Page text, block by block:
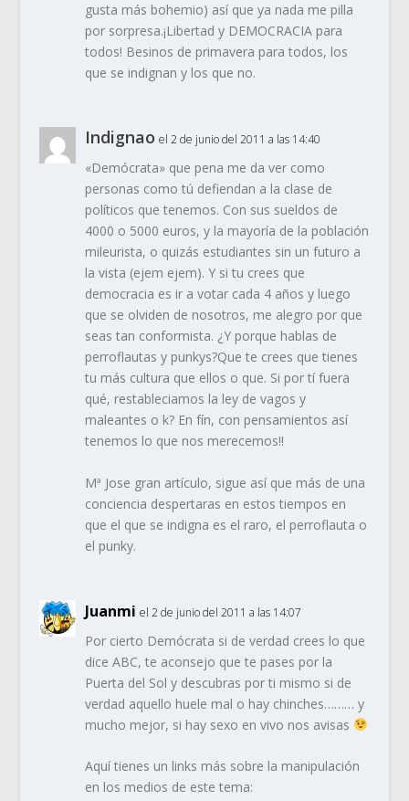
gusta más bohemio) así que ya nada me pilla
por sorpresa.¡Libertad y DEMOCRACIA para
todos! Besinos de primavera para todos, los
que se indignan y los que no.
Indignao el 2 de junio del 2011 a las 14:40
«Demócrata» que pena me da ver como
personas como tú defiendan a la clase de
políticos que tenemos. Con sus sueldos de
4000 o 5000 euros, y la mayoría de la población
mileurista, o quizás estudiantes sin un futuro a
la vista (ejem ejem). Y si tu crees que
democracia es ir a votar cada 4 años y luego
que se olviden de nosotros, me alegro por que
seas tan conformista. ¿Y porque hablas de
perroflautas y punkys?Que te crees que tienes
tu más cultura que ellos o que. Si por tí fuera
qué, restableciamos la ley de vagos y
maleantes o k? En fín, con pensamientos así
tenemos lo que nos merecemos!!
Mª Jose gran artículo, sigue así que más de una
conciencia despertaras en estos tiempos en
que el que se indigna es el raro, el perroflauta o
el punky.
Juanmi el 2 de junio del 2011 a las 14:07
Por cierto Demócrata si de verdad crees lo que
dice ABC, te aconsejo que te pases por la
Puerta del Sol y descubras por ti mismo si de
verdad aquello huele mal o hay chinches……… y
mucho mejor, si hay sexo en vivo nos avisas
Aquí tienes un links más sobre la manipulación
en los medios de este tema: